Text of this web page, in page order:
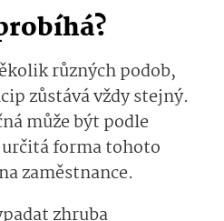
různých podob,
zůstává vždy stejný.
může být podle
forma tohoto
zaměstnance.